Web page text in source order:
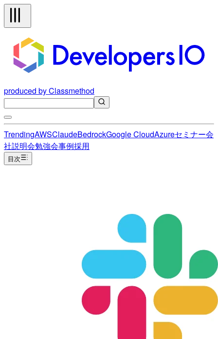
produced by Classmethod
TrendingAWSClaudeBedrockGoogle CloudAzureセミナー会
社説明会勉強会事例採用
目次